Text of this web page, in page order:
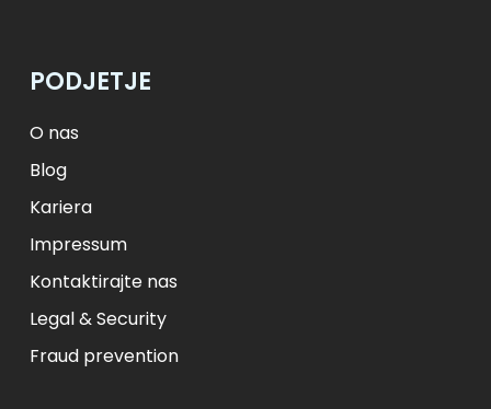
ft HUF
zł PLN
PODJETJE
O nas
Blog
Kariera
Impressum
Kontaktirajte nas
Legal & Security
Fraud prevention